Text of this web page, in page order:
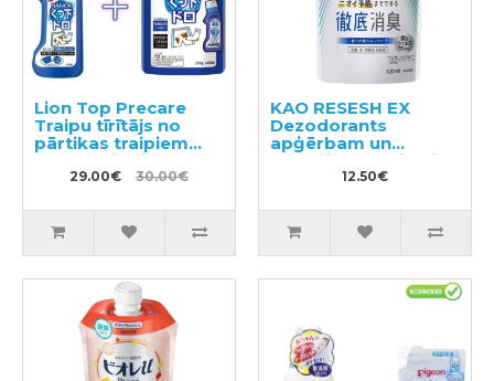
Lion Top Precare
Traipu tīrītājs no
pārtikas traipiem
220g + pildviela 200g
29.00€ 30.00€
KAO RESESH EX
Dezodorants
apģērbam un
tekstilizstrādājumiem,
pildviela 320ml
12.50€